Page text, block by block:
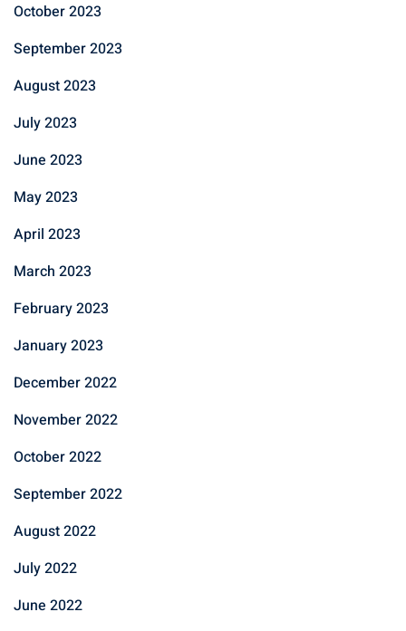
October 2023
September 2023
August 2023
July 2023
June 2023
May 2023
April 2023
March 2023
February 2023
January 2023
December 2022
November 2022
October 2022
September 2022
August 2022
July 2022
June 2022